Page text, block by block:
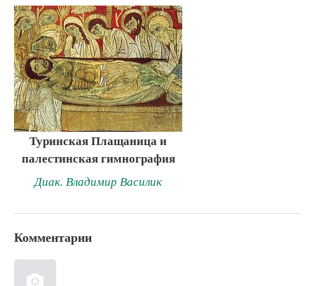
Туринская Плащаница и
палестинская гимнография
Диак. Владимир Василик
Комментарии